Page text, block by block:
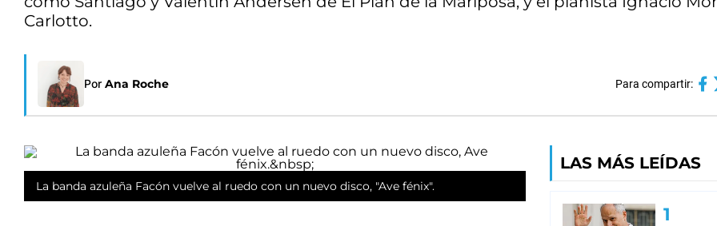
Carlotto.
Por Ana Roche Para compartir:
La banda azuleña Facón vuelve al ruedo con un nuevo disco, "Ave fénix".
LAS MÁS LEÍDAS